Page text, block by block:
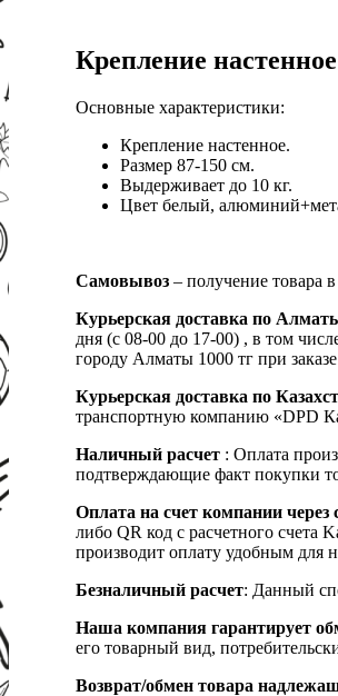
Крепление
Основные характеристики:
Крепление настенное.
Размер 87-150 см.
Выдерживает до 10 кг.
Цвет белый,
Самовывоз – получение товара
Курьерская доставка по
дня (с 08-00 до 17-00) , в том
городу Алматы 1000 тг при
Курьерская доставка по
транспортную компанию «DPD
Наличный расчет : Оплата
подтверждающие факт покупки
Оплата на счет компании через
либо QR код с расчетного счета
производит оплату удобным для
Безналичный расчет: Данный
Наша компания гарантирует
его товарный вид,
Возврат/обмен товара